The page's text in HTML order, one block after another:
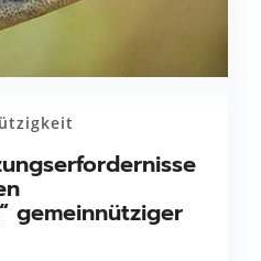
gemeinnütziger